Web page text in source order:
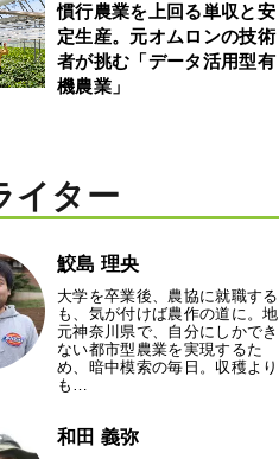
慣行農業を上回る単収と安
定生産。元オムロンの技術
者が挑む「データ活用型有
機農業」
イター
鮫島 理央
大学を卒業後、農協に就職する
も、気が付けば農作の道に。地
元神奈川県で、自分にしかでき
ない都市型農業を実現するた
め、暗中模索の毎日。収穫より
も…
和田 義弥